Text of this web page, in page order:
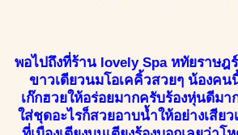
พอไปถึงที่ร้าน lovely Spa หทัยราษฎ
ขาวเดียวนมโอเคคิ้วสวยๆ น้องคน
เก๊กฮวยให้อร่อยมากครับร้องหุ่นดีม
ใส่ชุดอะไรก็สวยอาบน้ำให้อย่างเสีย